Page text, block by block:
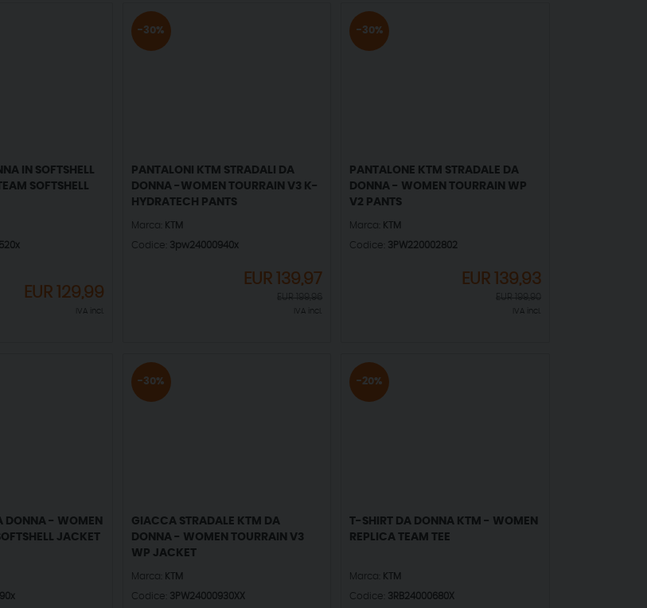
IN SOFTSHELL
SOFTSHELL
EUR 129,99
IVA incl.
-30%
PANTALONI KTM STRADALI DA
DONNA -WOMEN TOURRAIN V3 K-
HYDRATECH PANTS
Marca: KTM
Codice: 3pw24000940x
EUR 139,97
IVA incl.
-30%
PANTALONE KTM STRADALE DA
DONNA - WOMEN TOURRAIN WP
V2 PANTS
Marca: KTM
Codice: 3PW220002802
EUR139,93
IVA incl.
DONNA - WOMEN
JACKET
-30%
GIACCA STRADALE KTM DA
DONNA - WOMEN TOURRAIN V3
WP JACKET
Marca: KTM
Codice: 3PW24000930XX
-20%
T-SHIRT DA DONNA KTM - WOMEN
REPLICA TEAM TEE
Marca: KTM
Codice: 3RB24000680X